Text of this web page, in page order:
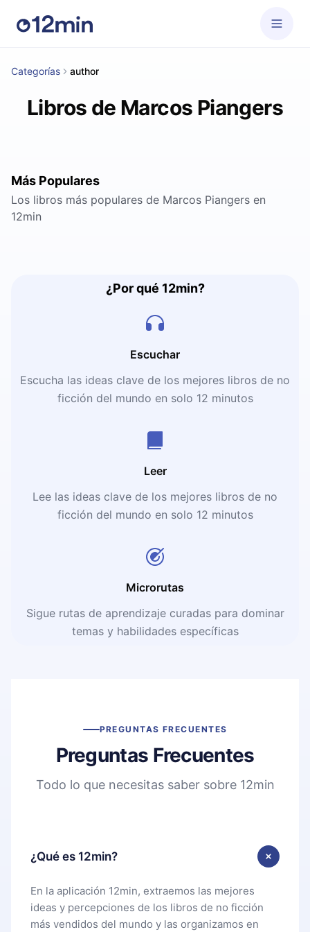
Categorías author
Libros de Marcos Piangers
Más Populares
Los libros más populares de Marcos Piangers en
12min
¿Por qué 12min?
Escuchar
Escucha las ideas clave de los mejores libros de no
ficción del mundo en solo 12 minutos
Leer
Lee las ideas clave de los mejores libros de no
ficción del mundo en solo 12 minutos
Microrutas
Sigue rutas de aprendizaje curadas para dominar
temas y habilidades específicas
PREGUNTAS FRECUENTES
Preguntas Frecuentes
Todo lo que necesitas saber sobre 12min
¿Qué es 12min?
En la aplicación 12min, extraemos las mejores
ideas y percepciones de los libros de no ficción
más vendidos del mundo y las organizamos en